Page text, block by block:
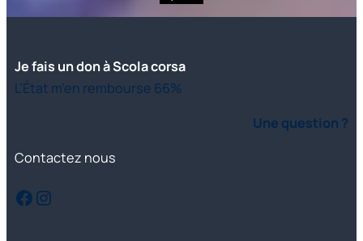
Je fais un don à Scola corsa
L’État m’en rembourse 66%
Une question ?
Contactez nous
Facebook Instagram